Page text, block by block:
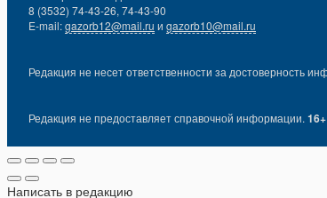
8 (3532) 74-43-26, 74-43-90
E-mail:gazorb12@mail.ru и gazorb10@mail.ru
Редакция не несет ответственности за достоверность
Редакция не предоставляет справочной информации. 16+
Написать в редакцию